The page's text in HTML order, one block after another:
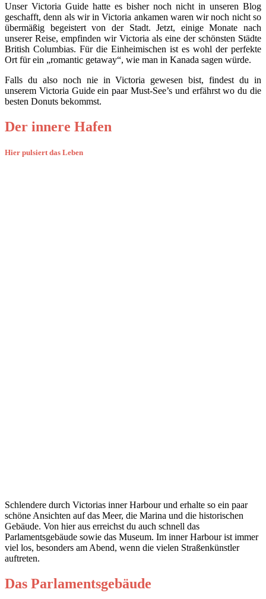
Unser Victoria Guide hatte es bisher noch nicht in unseren Blog
geschafft, denn als wir in Victoria ankamen waren wir noch nicht so
übermäßig begeistert von der Stadt. Jetzt, einige Monate nach
unserer Reise, empfinden wir Victoria als eine der schönsten Städte
British Columbias. Für die Einheimischen ist es wohl der perfekte
Ort für ein „romantic getaway“, wie man in Kanada sagen würde.
Falls du also noch nie in Victoria gewesen bist, findest du in
unserem Victoria Guide ein paar Must-See’s und erfährst wo du die
besten Donuts bekommst.
Der innere Hafen
Hier pulsiert das Leben
Schlendere durch Victorias inner Harbour und erhalte so ein paar
schöne Ansichten auf das Meer, die Marina und die historischen
Gebäude. Von hier aus erreichst du auch schnell das
Parlamentsgebäude sowie das Museum. Im inner Harbour ist immer
viel los, besonders am Abend, wenn die vielen Straßenkünstler
auftreten.
Das Parlamentsgebäude